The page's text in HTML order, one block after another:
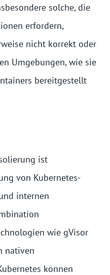
solche, die
erfordern,
nicht korrekt oder
Umgebungen, wie sie
bereitgestellt
ist
von Kubernetes-
internen
wie gVisor
nativen
können